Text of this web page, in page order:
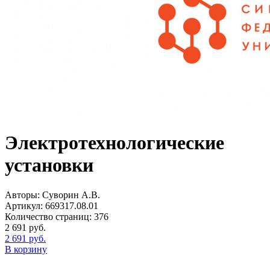
Электротехнологические
установки
Авторы: Суворин А.В.
Артикул: 669317.08.01
Количество страниц: 376
2 691 руб.
2 691 руб.
В корзину